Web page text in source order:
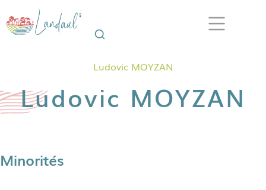
Ludovic MOYZAN
Ludovic MOYZAN
Minorités